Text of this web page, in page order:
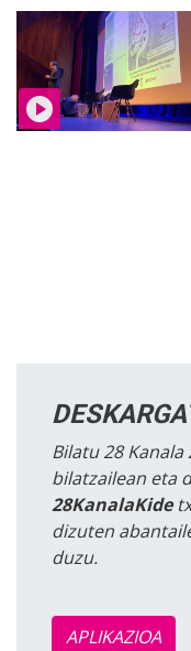
Bilatu 28
bilatzailean eta
28KanalaKide
dizuten
duzu.
APLIKAZIOA